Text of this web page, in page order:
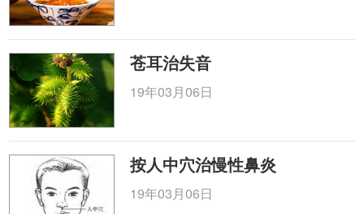
苍耳治失音
19年03月06日
按人中穴治慢性鼻炎
19年03月06日